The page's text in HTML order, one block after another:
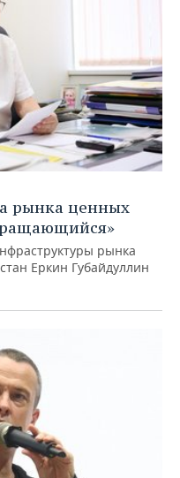
рынка ценных
рынка
Еркин Губайдуллин